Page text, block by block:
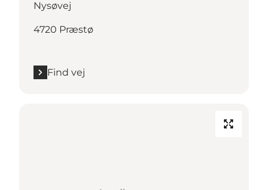
Nysøvej
4720 Præstø
Find vej